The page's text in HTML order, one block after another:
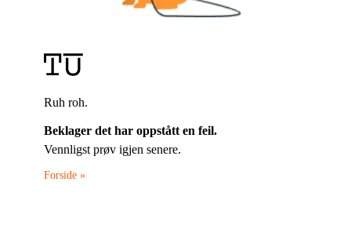
Ruh roh.
Beklager det har oppstått en feil.
Vennligst prøv igjen senere.
Forside »